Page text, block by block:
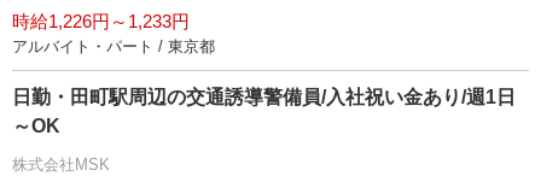
時給1,226円～1,233円
アルバイト・パート / 東京都
日勤・田町駅周辺の交通誘導警備員/入社祝い金あり/週1日
～OK
株式会社MSK